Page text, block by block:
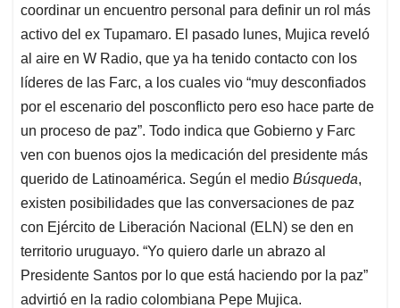
coordinar un encuentro personal para definir un rol más
activo del ex Tupamaro. El pasado lunes, Mujica reveló
al aire en W Radio, que ya ha tenido contacto con los
líderes de las Farc, a los cuales vio “muy desconfiados
por el escenario del posconflicto pero eso hace parte de
un proceso de paz”. Todo indica que Gobierno y Farc
ven con buenos ojos la medicación del presidente más
querido de Latinoamérica. Según el medio Búsqueda,
existen posibilidades que las conversaciones de paz
con Ejército de Liberación Nacional (ELN) se den en
territorio uruguayo. “Yo quiero darle un abrazo al
Presidente Santos por lo que está haciendo por la paz”
advirtió en la radio colombiana Pepe Mujica.